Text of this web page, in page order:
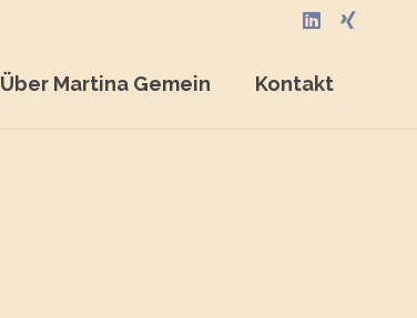
Über Martina Gemein Kontakt